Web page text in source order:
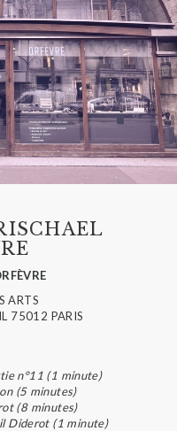
ARTS
75012 PARIS
n°11 (1 minute)
(5 minutes)
(8 minutes)
Diderot (1 minute)